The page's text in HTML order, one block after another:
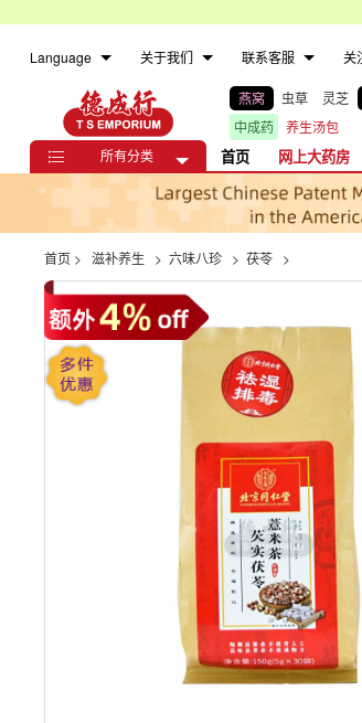
Language 关于我们 联系客服 关
燕窝 虫草 灵芝
中成药
养生汤包

所有分类 首页 网上大药房
首页 > 滋补养生 > 六味八珍 > 茯苓 >